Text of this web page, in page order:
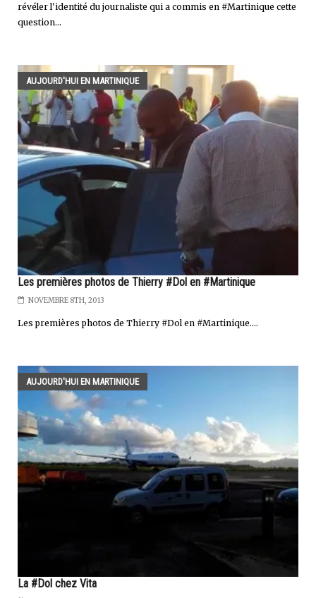
révéler l'identité du journaliste qui a commis en #Martinique cette
question...
AUJOURD'HUI EN MARTINIQUE
Les premières photos de Thierry #Dol en #Martinique
NOVEMBRE 8TH, 2013
Les premières photos de Thierry #Dol en #Martinique....
AUJOURD'HUI EN MARTINIQUE
La #Dol chez Vita